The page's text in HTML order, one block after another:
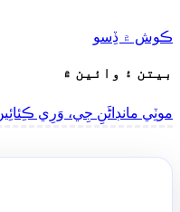
ڪوش ۾ ڏِسو
بيتن ۽ وائين ۾
موٽِي مانڊاڻَنِ جِي، وَرِي